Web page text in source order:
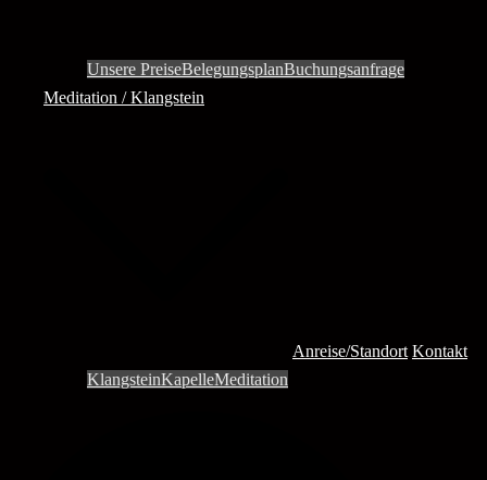
Unsere PreiseBelegungsplanBuchungsanfrage
Meditation / Klangstein
KlangsteinKapelleMeditation
Anreise/Standort Kontakt